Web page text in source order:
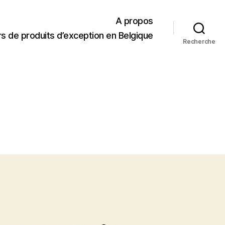
A propos
de produits d’exception en Belgique
Recherche